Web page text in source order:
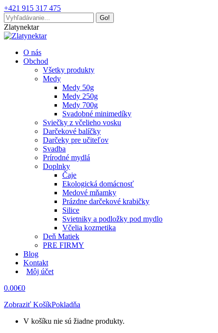
Skip
to
content
+421 915 317 475
Search:
Facebook
page
new
Mail
page
new
Zlatynektar
O nás
Obchod
Všetky produkty
Medy
Medy 50g
Medy 250g
Medy 700g
Svadobné minimedíky
Sviečky z včelieho vosku
Darčekové balíčky
Darčeky pre učiteľov
Svadba
Prírodné mydlá
Doplnky
Čaje
Ekologická domácnosť
Medové mňamky
Prázdne darčekové krabičky
Silice
Svietniky a podložky pod mydlo
Včelia kozmetika
Deň Matiek
PRE FIRMY
Blog
Kontakt
Môj účet
0.00€0
Zobraziť KošíkPokladňa
V košíku nie sú žiadne produkty.